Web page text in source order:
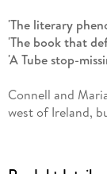
'The literary
'The book that
'A Tube stop-
Connell and
west of Ireland,